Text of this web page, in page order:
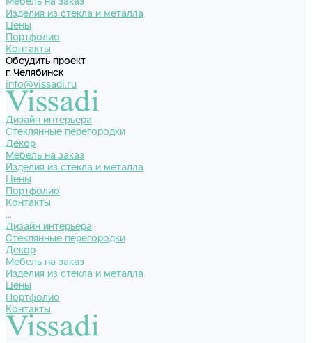
Изделия из стекла и металла
Цены
Портфолио
Контакты
Обсудить проект
г. Челябинск
info@vissadi.ru
Дизайн интерьера
Стеклянные перегородки
Декор
Мебель на заказ
Изделия из стекла и металла
Цены
Портфолио
Контакты
...
Дизайн интерьера
Стеклянные перегородки
Декор
Мебель на заказ
Изделия из стекла и металла
Цены
Портфолио
Контакты